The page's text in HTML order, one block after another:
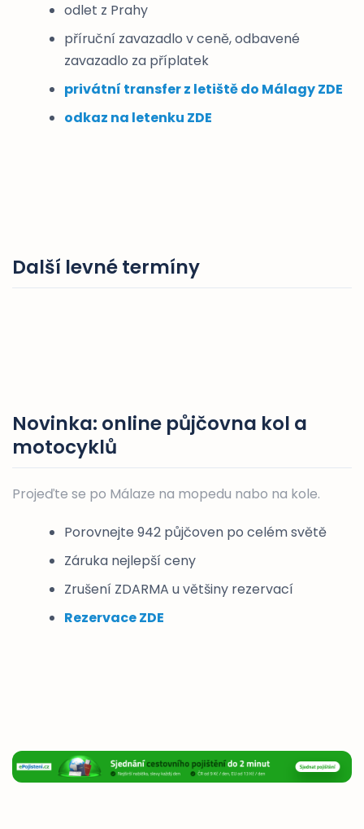
odlet z Prahy
příruční zavazadlo v ceně, odbavené
zavazadlo za příplatek
privátní transfer z letiště do Málagy ZDE
odkaz na letenku ZDE
Další levné termíny
Novinka: online půjčovna kol a
motocyklů
Projeďte se po Málaze na mopedu nabo na kole.
Porovnejte 942 půjčoven po celém světě
Záruka nejlepší ceny
Zrušení ZDARMA u většiny rezervací
Rezervace ZDE